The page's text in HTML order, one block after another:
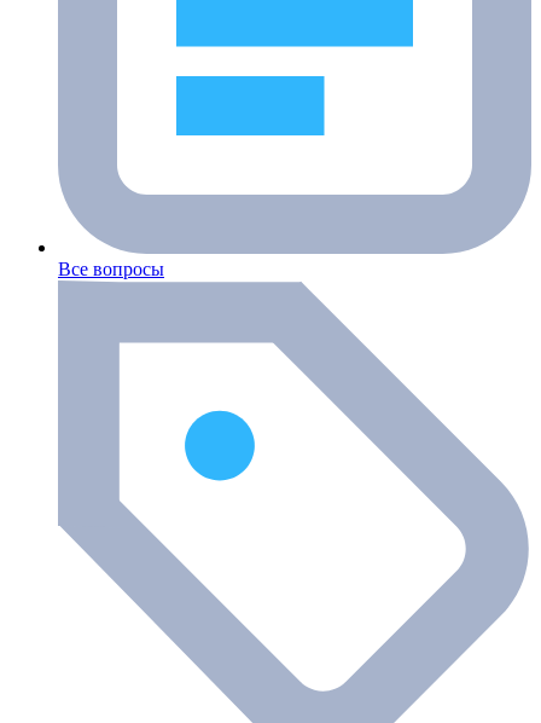
Все вопросы